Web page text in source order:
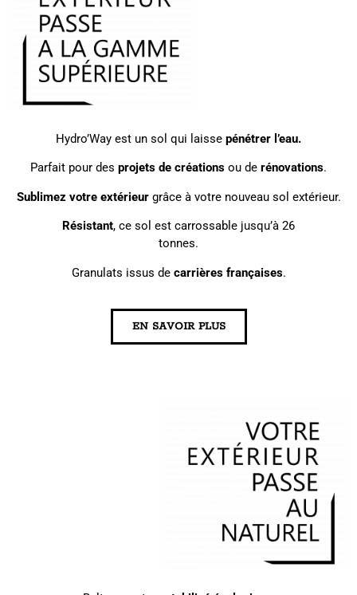
Hydro’Way est un sol qui laisse pénétrer l’eau.
Parfait pour des projets de créations ou de rénovations.
Sublimez votre extérieurgrâce à votre nouveau sol extérieur.
Résistant, ce sol est carrossable jusqu’à 26
tonnes.
Granulats issus de carrières françaises.
EN SAVOIR PLUS